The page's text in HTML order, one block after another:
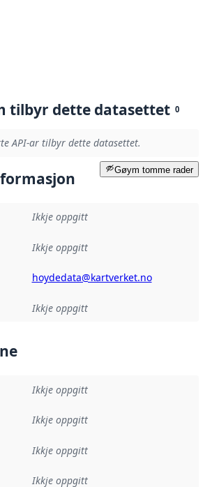
tilbyr dette datasettet 0
API-ar tilbyr dette datasettet.
Gøym tomme rader
Ikkje oppgitt
Ikkje oppgitt
hoydedata@kartverket.no
Ikkje oppgitt
Ikkje oppgitt
:
Ikkje oppgitt
Ikkje oppgitt
:
Ikkje oppgitt